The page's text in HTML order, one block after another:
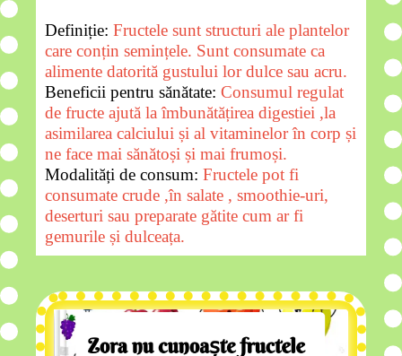
Definiție: Fructele sunt structuri ale plantelor
care conțin semințele. Sunt consumate ca
alimente datorită gustului lor dulce sau acru.
Beneficii pentru sănătate: Consumul regulat
de fructe ajută la îmbunătățirea digestiei ,la
asimilarea calciului și al vitaminelor în corp și
ne face mai sănătoși și mai frumoși.
Modalități de consum: Fructele pot fi
consumate crude ,în salate , smoothie-uri,
deserturi sau preparate gătite cum ar fi
gemurile și dulceața.